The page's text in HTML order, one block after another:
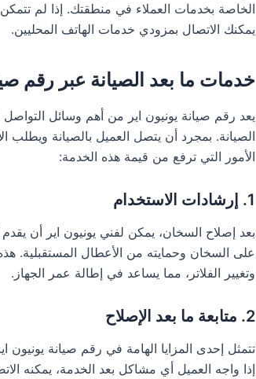
الخاصة بخدمات العملاء في منطقتك. إذا لم
يمكنك الاتصال بمزودي خدمات الهاتف المحليين.
خدمات ما بعد الصيانة عبر رقم
يعد رقم صيانة يونيون اير من أهم وسائل
الصيانة. بمجرد أن يتصل العميل بالصيانة ويطلب
الأمور التي ترفع من قيمة هذه الخدمة:
1. إرشادات الاستخدام
بعد إصلاح السخان، يمكن لفني يونيون اير أن
على السخان وحمايته من الأعطال المستقبلية.
وتغيير الفلاتر، مما يساعد في إطالة عمر الجهاز.
2. متابعة ما بعد الإصلاح
تتمثل إحدى المزايا الهامة في رقم صيانة يونيون
إذا واجه العميل أي مشاكل بعد الخدمة، يمكنه